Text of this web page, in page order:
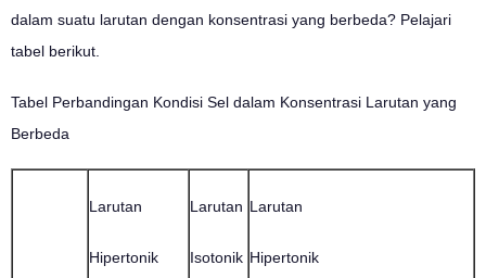
dalam suatu larutan dengan konsentrasi yang berbeda? Pelajari
tabel berikut.
Tabel Perbandingan Kondisi Sel dalam Konsentrasi Larutan yang
Berbeda
Larutan
Hipertonik
Larutan
Isotonik
Larutan
Hipertonik